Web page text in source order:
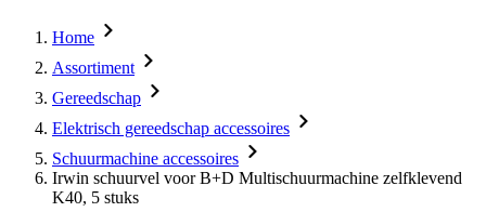
Home
Assortiment
Gereedschap
Elektrisch gereedschap accessoires
Schuurmachine accessoires
Irwin schuurvel voor B+D Multischuurmachine zelfklevend
K40, 5 stuks